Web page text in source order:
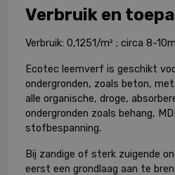
Verbruik en
Verbruik: 0,1251/m² ; circa 8-
Ecotec leemverf is geschikt
ondergronden, zoals beton,
alle organische, droge,
ondergronden zoals behang,
stofbespanning.
Bij zandige of sterk zuigende
eerst een grondlaag aan te